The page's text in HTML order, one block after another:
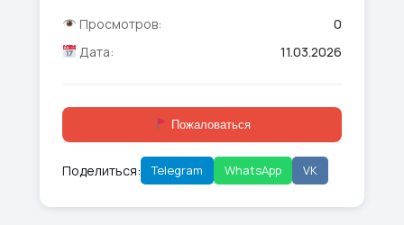
Просмотров:
0
Дата:
11.03.2026
Пожаловаться
Поделиться: Telegram WhatsApp VK